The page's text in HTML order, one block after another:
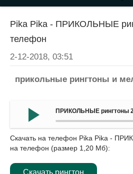
Pika Pika - ПРИКОЛЬНЫЕ
телефон
2-12-2018, 03:51
прикольные рингтоны и
ПРИКОЛЬНЫЕ рингтоны
Скачать на телефон Pika Pika -
на телефон (размер 1,20 Мб):
Скачать рингтон